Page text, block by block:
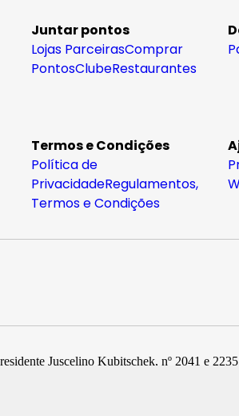
Juntar pontos
Lojas ParceirasComprar
PontosClubeRestaurantes
Termos e Condições
Política de
PrivacidadeRegulamentos,
Termos e Condições
Juscelino Kubitschek, nº 2041 e